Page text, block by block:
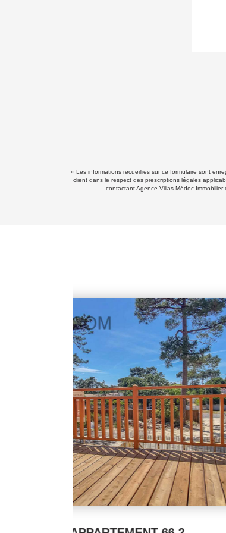
« Les informations recueillies sur ce formulaire sont
client dans le respect des prescriptions légales
contactant Agence Villas Médoc